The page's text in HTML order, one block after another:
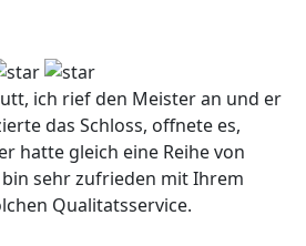
ich rief den Meister an und er
das Schloss, offnete es,
hatte gleich eine Reihe von
sehr zufrieden mit Ihrem
Qualitatsservice.